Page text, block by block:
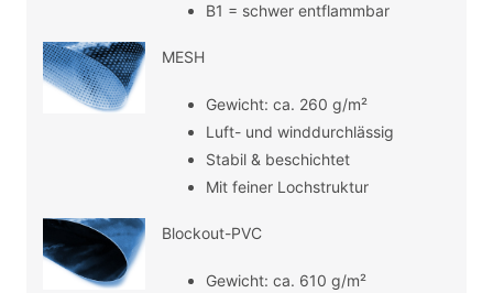
B1 = schwer entflammbar
MESH
Gewicht: ca. 260 g/m²
Luft- und winddurchlässig
Stabil & beschichtet
Mit feiner Lochstruktur
Blockout-PVC
Gewicht: ca. 610 g/m²